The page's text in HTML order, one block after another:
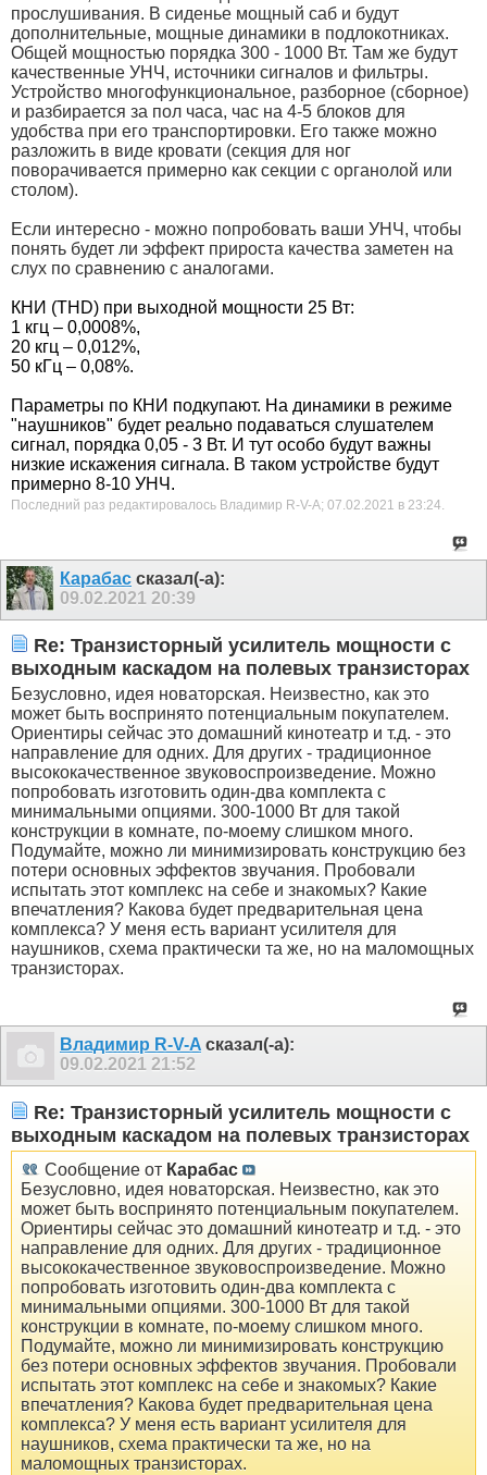
прослушивания. В сиденье мощный саб и будут
дополнительные, мощные динамики в подлокотниках.
Общей мощностью порядка 300 - 1000 Вт. Там же будут
качественные УНЧ, источники сигналов и фильтры.
Устройство многофункциональное, разборное (сборное)
и разбирается за пол часа, час на 4-5 блоков для
удобства при его транспортировки. Его также можно
разложить в виде кровати (секция для ног
поворачивается примерно как секции с органолой или
столом).
Если интересно - можно попробовать ваши УНЧ, чтобы
понять будет ли эффект прироста качества заметен на
слух по сравнению с аналогами.
КНИ (THD) при выходной мощности 25 Вт:
1 кгц – 0,0008%,
20 кгц – 0,012%,
50 кГц – 0,08%.
Параметры по КНИ подкупают. На динамики в режиме
"наушников" будет реально подаваться слушателем
сигнал, порядка 0,05 - 3 Вт. И тут особо будут важны
низкие искажения сигнала. В таком устройстве будут
примерно 8-10 УНЧ.
Последний раз редактировалось Владимир R-V-A; 07.02.2021 в 23:24.
Карабас сказал(-а):
09.02.2021 20:39
Re: Транзисторный усилитель мощности с
выходным каскадом на полевых транзисторах
Безусловно, идея новаторская. Неизвестно, как это
может быть воспринято потенциальным покупателем.
Ориентиры сейчас это домашний кинотеатр и т.д. - это
направление для одних. Для других - традиционное
высококачественное звуковоспроизведение. Можно
попробовать изготовить один-два комплекта с
минимальными опциями. 300-1000 Вт для такой
конструкции в комнате, по-моему слишком много.
Подумайте, можно ли минимизировать конструкцию без
потери основных эффектов звучания. Пробовали
испытать этот комплекс на себе и знакомых? Какие
впечатления? Какова будет предварительная цена
комплекса? У меня есть вариант усилителя для
наушников, схема практически та же, но на маломощных
транзисторах.
Владимир R-V-A сказал(-а):
09.02.2021 21:52
Re: Транзисторный усилитель мощности с
выходным каскадом на полевых транзисторах
Сообщение от Карабас
Безусловно, идея новаторская. Неизвестно, как это
может быть воспринято потенциальным покупателем.
Ориентиры сейчас это домашний кинотеатр и т.д. - это
направление для одних. Для других - традиционное
высококачественное звуковоспроизведение. Можно
попробовать изготовить один-два комплекта с
минимальными опциями. 300-1000 Вт для такой
конструкции в комнате, по-моему слишком много.
Подумайте, можно ли минимизировать конструкцию
без потери основных эффектов звучания. Пробовали
испытать этот комплекс на себе и знакомых? Какие
впечатления? Какова будет предварительная цена
комплекса? У меня есть вариант усилителя для
наушников, схема практически та же, но на
маломощных транзисторах.